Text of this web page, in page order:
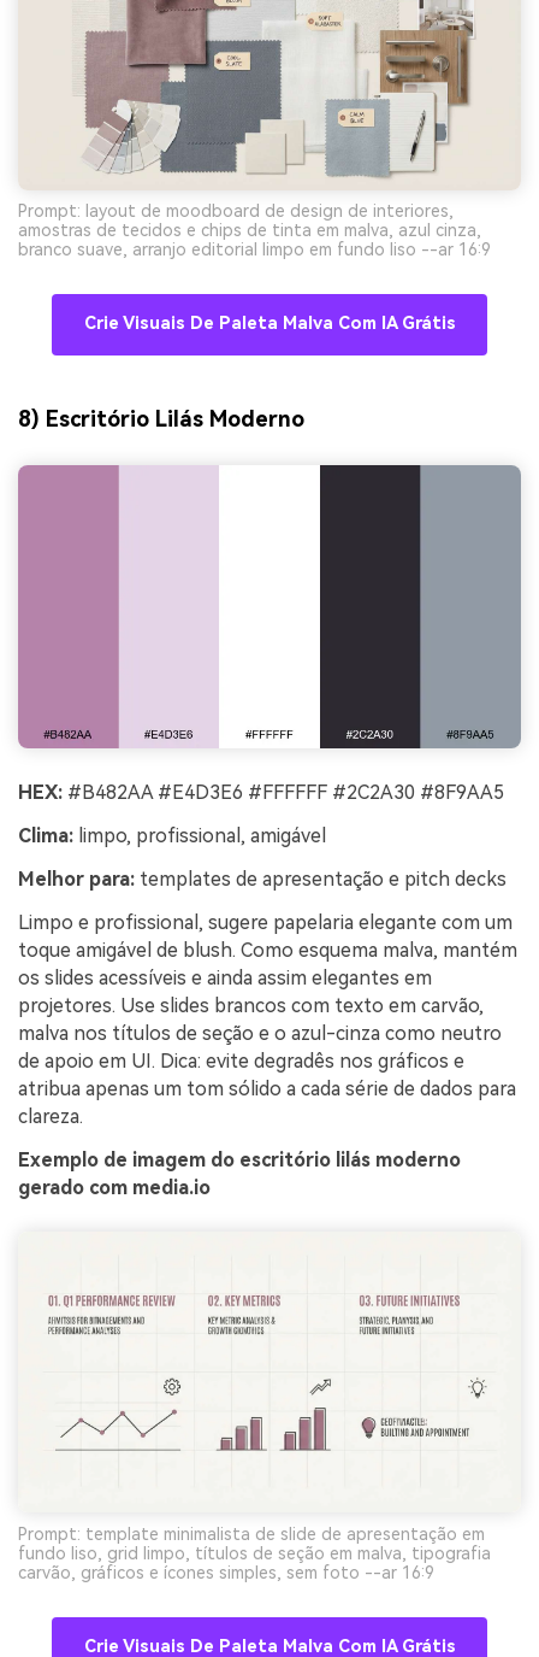
Prompt: layout de moodboard de design de interiores,
amostras de tecidos e chips de tinta em malva, azul cinza,
branco suave, arranjo editorial limpo em fundo liso --ar 16:9
Crie Visuais De Paleta Malva Com IA Grátis
8) Escritório Lilás Moderno
HEX: #B482AA #E4D3E6 #FFFFFF #2C2A30 #8F9AA5
Clima: limpo, profissional, amigável
Melhor para: templates de apresentação e pitch decks
Limpo e profissional, sugere papelaria elegante com um
toque amigável de blush. Como esquema malva, mantém
os slides acessíveis e ainda assim elegantes em
projetores. Use slides brancos com texto em carvão,
malva nos títulos de seção e o azul-cinza como neutro
de apoio em UI. Dica: evite degradês nos gráficos e
atribua apenas um tom sólido a cada série de dados para
clareza.
Exemplo de imagem do escritório lilás moderno
gerado com media.io
Prompt: template minimalista de slide de apresentação em
fundo liso, grid limpo, títulos de seção em malva, tipografia
carvão, gráficos e ícones simples, sem foto --ar 16:9
Crie Visuais De Paleta Malva Com IA Grátis